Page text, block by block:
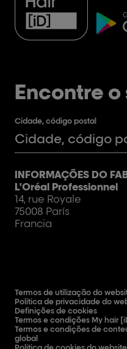
Encontre o
Cidade, código postal
INFORMAÇÕES DO
L'Oréal Professionnel
14, rue Royale
75008 París
Francia
Termos de utilização do
Política de privacidade do
Definições de cookies
Termos e condições My hair
Termos e condições de
global